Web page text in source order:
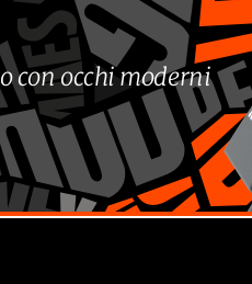
con occhi moderni